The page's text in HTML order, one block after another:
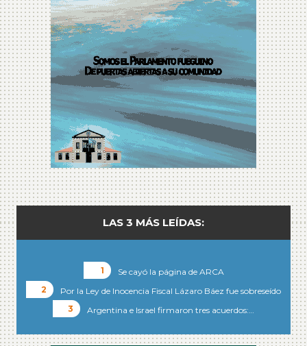
LAS 3 MÁS LEÍDAS:
Se cayó la página de ARCA
Por la Ley de Inocencia Fiscal Lázaro Báez fue sobreseído
Argentina e Israel firmaron tres acuerdos:…